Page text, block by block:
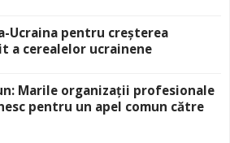
Ucraina pentru creșterea
a cerealelor ucrainene
Marile organizații profesionale
pentru un apel comun către